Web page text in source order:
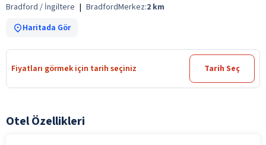
Bradford / İngiltere | BradfordMerkez:2 km
Haritada Gör
Fiyatları görmek için tarih seçiniz Tarih Seç
Otel Özellikleri